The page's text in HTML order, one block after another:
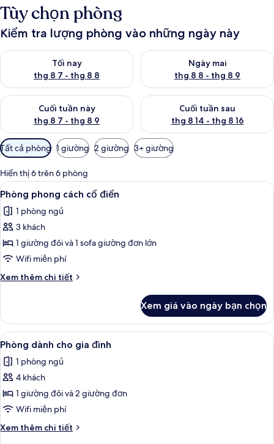
Tùy chọn phòng
Kiểm tra lượng phòng vào những ngày này
Tối nay
thg 8 7 - thg 8 8
Kiểm tra lượng phòng tối nay từ thg 8 7 - thg 8 8
Ngày mai
thg 8 8 - thg 8 9
Kiểm tra lượng phòng ngày
Cuối tuần này
thg 8 7 - thg 8 9
Kiểm tra lượng phòng cuối tuần này từ thg 8 7 - thg 8 9
Cuối tuần sau
thg 8 14 - thg 8 16
Kiểm tra lượng phòng cuối
Bộ
lọc
có
thể
dùng
để
lọc
tìm
phòng
Tất cả phòng 1 giường 2 giường 3+ giường
Hiển thị 6 trên 6 phòng
Xem
tất
cả
ảnh
Phòng
phong
cách
cổ
Phòng phong cách cổ điển | Truy
10
Phòng phong cách cổ điển
1 phòng ngủ
3 khách
1 giường đôi và 1 sofa giường đơn lớn
Wifi miễn phí
Xem thêm chi tiết
Chi
Phòng
phong
cách
điển
Xem giá vào ngày bạn chọn
Xem
tất
cả
ảnh
Phòng
dành
cho
gia
Phòng dành cho gia đình | Truy cập
7
Phòng dành cho gia đình
1 phòng ngủ
4 khách
1 giường đôi và 2 giường đơn
Wifi miễn phí
Xem thêm chi tiết
Chi